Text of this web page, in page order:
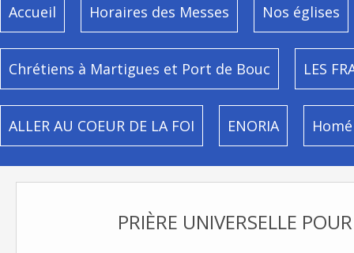
Accueil Horaires des Messes Nos églises
Chrétiens à Martigues et Port de Bouc LES
ALLER AU COEUR DE LA FOI ENORIA
PRIÈRE UNIVERSELLE